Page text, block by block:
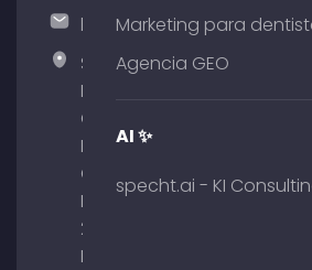
hallo@timospecht.de
Specht
Marketing
GmbH –
Palais am
Obelisk
Briennerstr.
29 80333
Múnich
Marketing para
Agencia GEO
AI ✨
specht.ai - KI